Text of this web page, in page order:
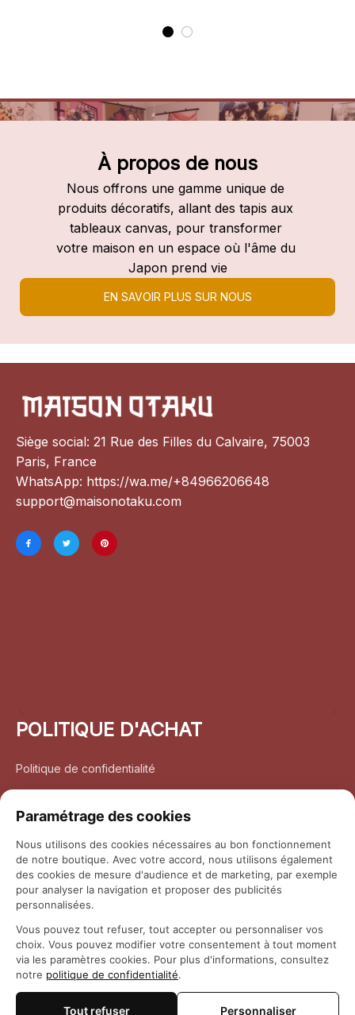
À propos de nous
Nous offrons une gamme unique de
produits décoratifs, allant des tapis aux
tableaux canvas, pour transformer
votre maison en un espace où l'âme du
Japon prend vie
EN SAVOIR PLUS SUR NOUS
Siège social: 21 Rue des Filles du Calvaire, 75003
Paris, France
WhatsApp: https://wa.me/+84966206648
support@maisonotaku.com
POLITIQUE D'ACHAT
Politique de confidentialité
Politique de retour et remboursement
Coordonnées
Questions fréquemment posées
Paramétrage des cookies
Nous utilisons des cookies nécessaires au bon fonctionnement
de notre boutique. Avec votre accord, nous utilisons également
des cookies de mesure d'audience et de marketing, par exemple
pour analyser la navigation et proposer des publicités
personnalisées.
Vous pouvez tout refuser, tout accepter ou personnaliser vos
choix. Vous pouvez modifier votre consentement à tout moment
via les paramètres cookies. Pour plus d'informations, consultez
notre politique de confidentialité.
Tout refuser Personnaliser